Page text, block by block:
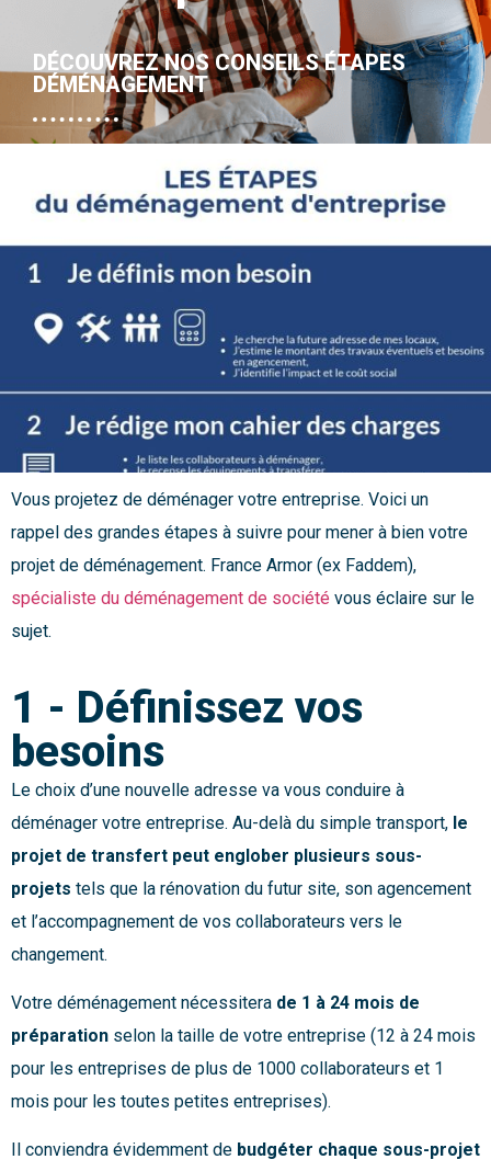
DÉCOUVREZ NOS CONSEILS ÉTAPES
DÉMÉNAGEMENT
Vous projetez de déménager votre entreprise. Voici un
rappel des grandes étapes à suivre pour mener à bien votre
projet de déménagement. France Armor (ex Faddem),
spécialiste du déménagement de société vous éclaire sur le
sujet.
1 - Définissez vos
besoins
Le choix d’une nouvelle adresse va vous conduire à
déménager votre entreprise. Au-delà du simple transport, le
projet de transfert peut englober plusieurs sous-
projets tels que la rénovation du futur site, son agencement
et l’accompagnement de vos collaborateurs vers le
changement.
Votre déménagement nécessitera de 1 à 24 mois de
préparation selon la taille de votre entreprise (12 à 24 mois
pour les entreprises de plus de 1000 collaborateurs et 1
mois pour les toutes petites entreprises).
Il conviendra évidemment de budgéter chaque sous-projet